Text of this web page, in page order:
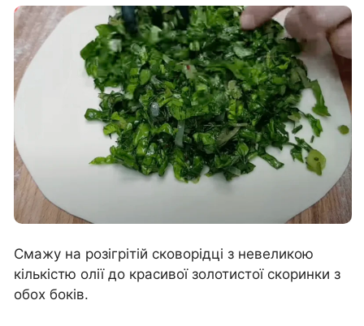
Смажу на розігрітій сковорідці з невеликою
кількістю олії до красивої золотистої скоринки з
обох боків.